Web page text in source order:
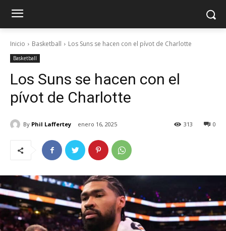
Inicio Basketball Los Suns se hacen con el pívot de Charlotte
Basketball
Los Suns se hacen con el
pívot de Charlotte
By Phil Laffertey enero 16, 2025 0
313